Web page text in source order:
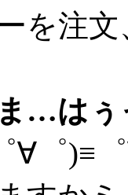
を注
…はぅ
∀゜)≡